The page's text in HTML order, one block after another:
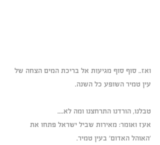
ואז.. סוף סוף מגיעות אל בריכת המים הצחה של
עין טמיר השופע כל השנה.
טבלנו, הורדנו התרחצנו ומה לא....
אעז ואומר: מאירות שביל ישראל פתחו את
'האוהל האדום' בעין טמיר.